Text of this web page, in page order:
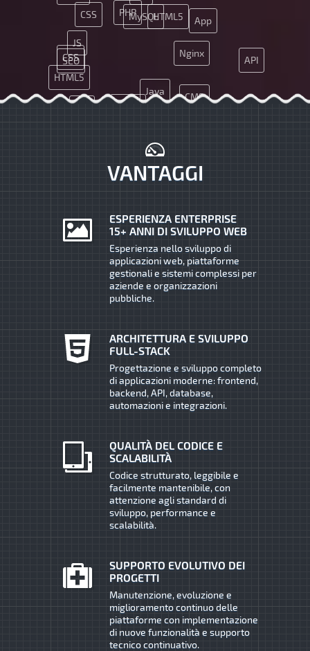
HTML5
Nginx
Java
API
CSS PHPMySQL
HTML5
JS
Nginx
SEO
CMS
CSS
App
VANTAGGI
ESPERIENZA ENTERPRISE
15+ ANNI DI SVILUPPO WEB
Esperienza nello sviluppo di
applicazioni web, piattaforme
gestionali e sistemi complessi per
aziende e organizzazioni
pubbliche.
ARCHITETTURA E SVILUPPO
FULL-STACK
Progettazione e sviluppo completo
di applicazioni moderne: frontend,
backend, API, database,
automazioni e integrazioni.
QUALITÀ DEL CODICE E
SCALABILITÀ
Codice strutturato, leggibile e
facilmente mantenibile, con
attenzione agli standard di
sviluppo, performance e
scalabilità.
SUPPORTO EVOLUTIVO DEI
PROGETTI
Manutenzione, evoluzione e
miglioramento continuo delle
piattaforme con implementazione
di nuove funzionalità e supporto
tecnico continuativo.